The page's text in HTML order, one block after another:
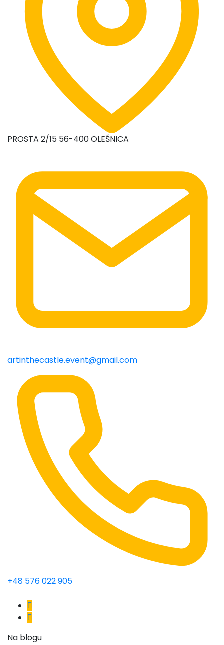
PROSTA 2/15 56-400 OLEŚNICA
artinthecastle.event@gmail.com
+48 576 022 905
Na blogu